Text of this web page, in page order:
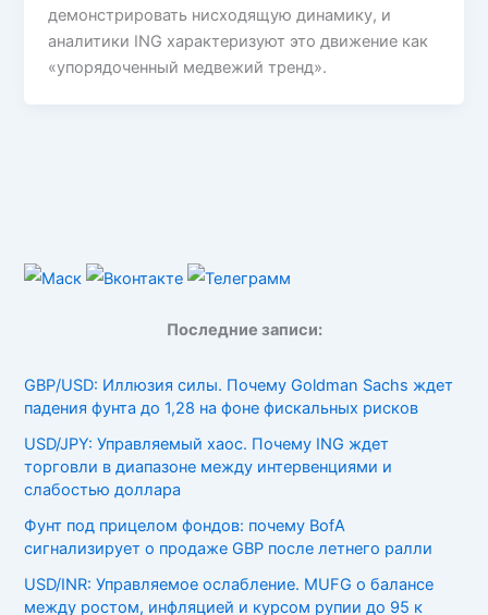
демонстрировать нисходящую динамику, и
аналитики ING характеризуют это движение как
«упорядоченный медвежий тренд».
Последние записи:
GBP/USD: Иллюзия силы. Почему Goldman Sachs ждет
падения фунта до 1,28 на фоне фискальных рисков
USD/JPY: Управляемый хаос. Почему ING ждет
торговли в диапазоне между интервенциями и
слабостью доллара
Фунт под прицелом фондов: почему BofA
сигнализирует о продаже GBP после летнего ралли
USD/INR: Управляемое ослабление. MUFG о балансе
между ростом, инфляцией и курсом рупии до 95 к